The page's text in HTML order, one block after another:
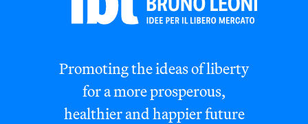
Promoting the ideas of liberty
for a more prosperous,
healthier and happier future